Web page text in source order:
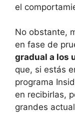
el
No obstante,
en fase de
gradual a los
que, si estás
programa
en recibirlas,
grandes